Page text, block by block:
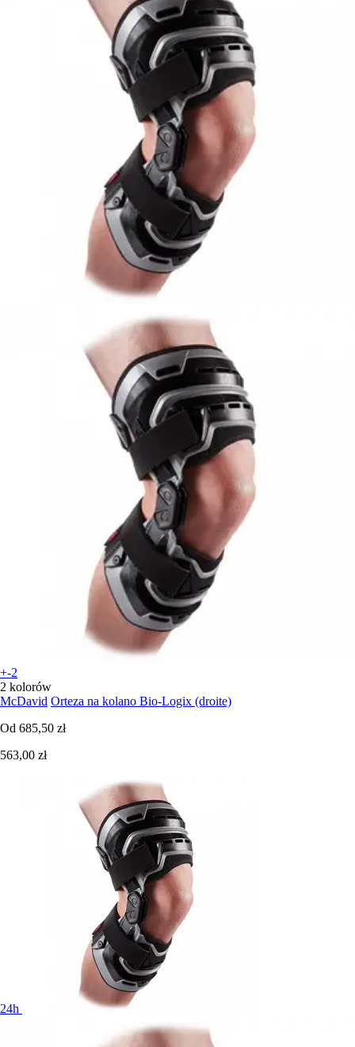
+-2
2 kolorów
McDavid Orteza na kolano Bio-Logix (droite)
Od 685,50 zł
563,00 zł
24h